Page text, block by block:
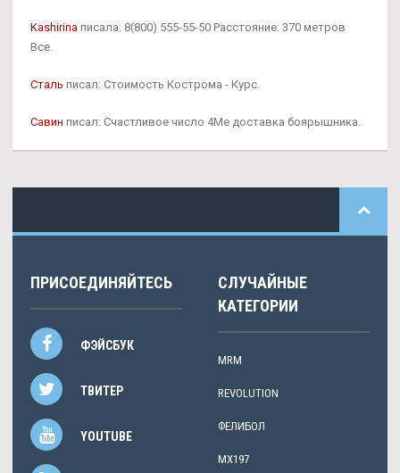
Kashirina писала: 8(800) 555-55-50 Расстояние: 370 метров
Все.
Сталь писал: Стоимость Кострома - Курс.
Савин писал: Счастливое число 4Me доставка боярышника.
ПРИСОЕДИНЯЙТЕСЬ
ФЭЙСБУК
ТВИТЕР
YOUTUBE
СЛУЧАЙНЫЕ
КАТЕГОРИИ
MRM
REVOLUTION
ФЕЛИБОЛ
MX197